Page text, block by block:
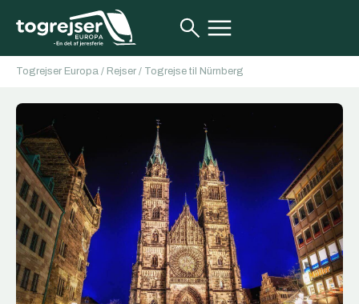
Togrejser Europa / Rejser / Togrejse til Nürnberg